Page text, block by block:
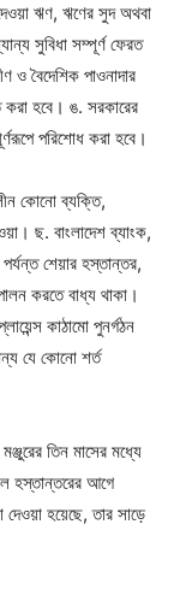
ঋণ, ঋণের সুদ অথবা
সুবিধা সম্পূর্ণ ফেরত
বৈদেশিক পাওনাদার
করা হবে। ঙ. সরকারের
পরিশোধ করা হবে।
কোনো ব্যক্তি,
ছ. বাংলাদেশ ব্যাংক,
শেয়ার হস্তান্তর,
করতে বাধ্য থাকা।
কাঠামো পুনর্গঠন
যে কোনো শর্ত
তিন মাসের মধ্যে
হস্তান্তরের আগে
দেওয়া হয়েছে, তার সাড়ে